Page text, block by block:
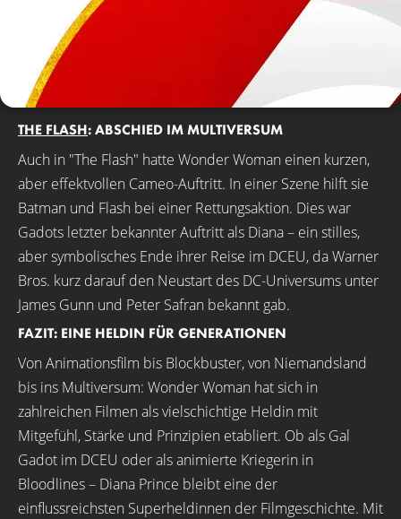
THE FLASH: ABSCHIED IM MULTIVERSUM
Auch in "The Flash" hatte Wonder Woman einen kurzen,
aber effektvollen Cameo-Auftritt. In einer Szene hilft sie
Batman und Flash bei einer Rettungsaktion. Dies war
Gadots letzter bekannter Auftritt als Diana – ein stilles,
aber symbolisches Ende ihrer Reise im DCEU, da Warner
Bros. kurz darauf den Neustart des DC-Universums unter
James Gunn und Peter Safran bekannt gab.
FAZIT: EINE HELDIN FÜR GENERATIONEN
Von Animationsfilm bis Blockbuster, von Niemandsland
bis ins Multiversum: Wonder Woman hat sich in
zahlreichen Filmen als vielschichtige Heldin mit
Mitgefühl, Stärke und Prinzipien etabliert. Ob als Gal
Gadot im DCEU oder als animierte Kriegerin in
Bloodlines – Diana Prince bleibt eine der
einflussreichsten Superheldinnen der Filmgeschichte. Mit